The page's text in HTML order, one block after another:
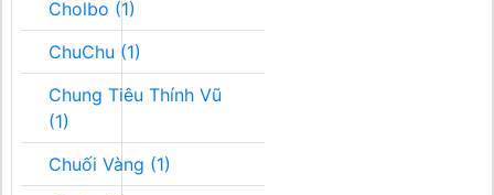
Cholbo (1)
ChuChu (1)
Chung Tiêu Thính Vũ
(1)
Chuối Vàng (1)